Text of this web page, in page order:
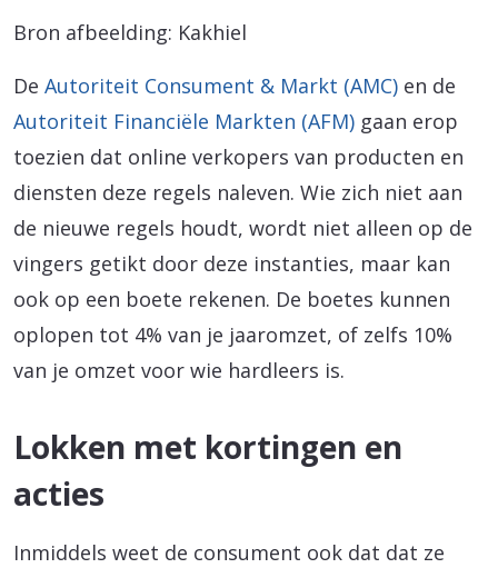
Bron afbeelding: Kakhiel
De Autoriteit Consument & Markt (AMC) en de
Autoriteit Financiële Markten (AFM) gaan erop
toezien dat online verkopers van producten en
diensten deze regels naleven. Wie zich niet aan
de nieuwe regels houdt, wordt niet alleen op de
vingers getikt door deze instanties, maar kan
ook op een boete rekenen. De boetes kunnen
oplopen tot 4% van je jaaromzet, of zelfs 10%
van je omzet voor wie hardleers is.
Lokken met kortingen en
acties
Inmiddels weet de consument ook dat dat ze